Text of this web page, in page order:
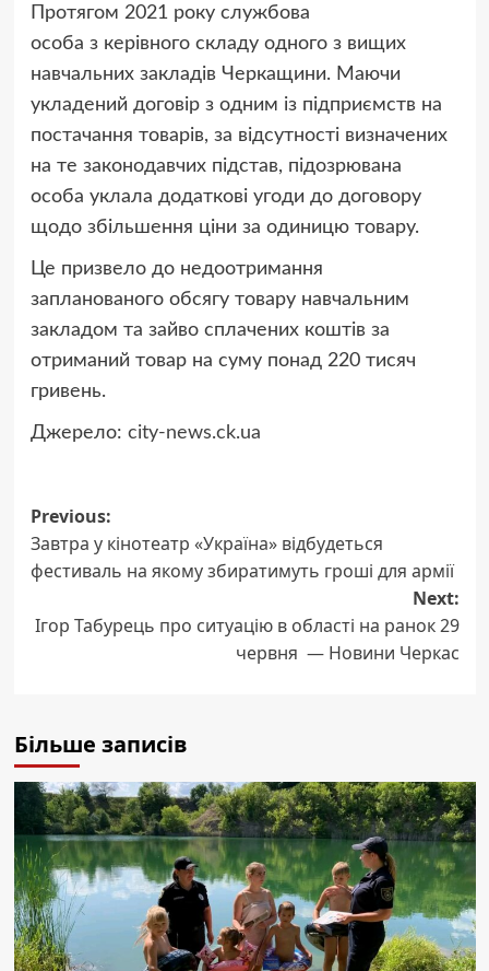
Протягом 2021 року службова
особа з керівного складу одного з вищих
навчальних закладів Черкащини. Маючи
укладений договір з одним із підприємств на
постачання товарів, за відсутності визначених
на те законодавчих підстав, підозрювана
особа уклала додаткові угоди до договору
щодо збільшення ціни за одиницю товару.
Це призвело до недоотримання
запланованого обсягу товару навчальним
закладом та зайво сплачених коштів за
отриманий товар на суму понад 220 тисяч
гривень.
Джерело: city-news.ck.ua
Post
navigation
Previous:
Завтра у кінотеатр «Україна» відбудеться
фестиваль на якому збиратимуть гроші для армії
Next:
Ігор Табурець про ситуацію в області на ранок 29
червня — Новини Черкас
Більше записів